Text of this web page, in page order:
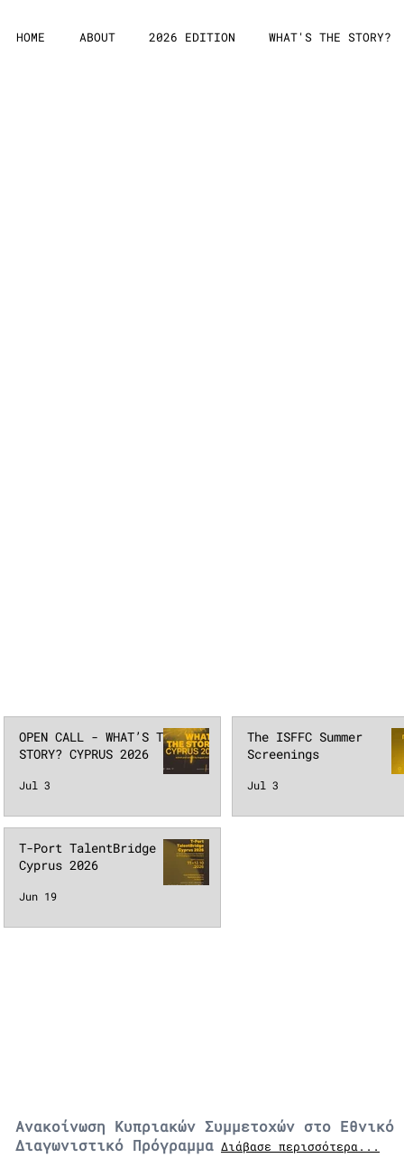
HOME ABOUT 2026 EDITION WHAT'S THE STORY?
OPEN CALL - WHAT’S THE
STORY? CYPRUS 2026
Jul 3
The ISFFC Summer
Screenings
Jul 3
T-Port TalentBridge
Cyprus 2026
Jun 19
Ανακοίνωση Κυπριακών Συμμετοχών στο Εθνικό
Διαγωνιστικό Πρόγραμμα Διάβασε περισσότερα...